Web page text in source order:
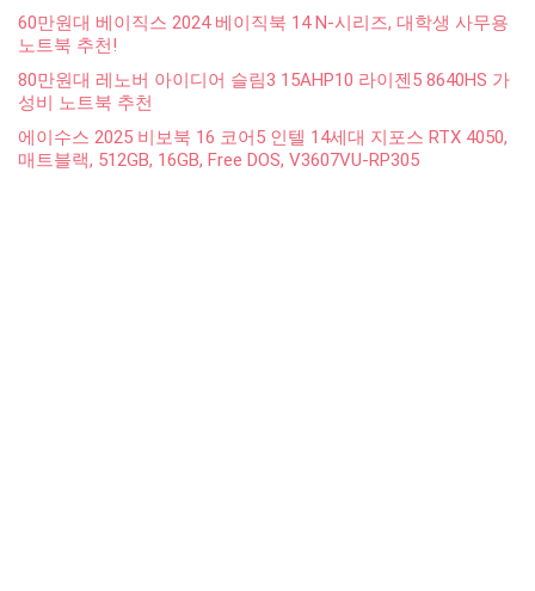
60만원대 베이직스 2024 베이직북 14 N-시리즈, 대학생 사무용
노트북 추천!
80만원대 레노버 아이디어 슬림3 15AHP10 라이젠5 8640HS 가
성비 노트북 추천
에이수스 2025 비보북 16 코어5 인텔 14세대 지포스 RTX 4050,
매트블랙, 512GB, 16GB, Free DOS, V3607VU-RP305